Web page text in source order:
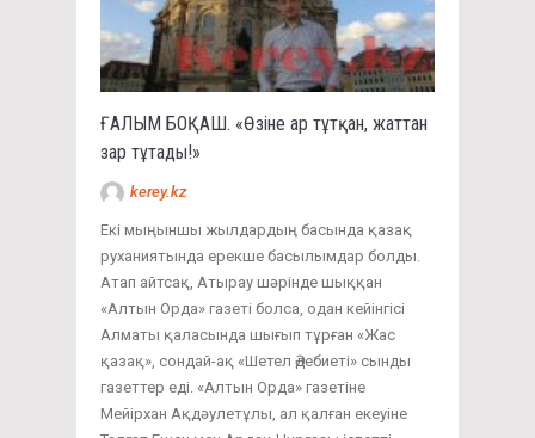
ҒАЛЫМ БОҚАШ. «Өзіне ар тұтқан, жаттан
зар тұтады!»
kerey.kz
Екі мыңыншы жылдардың басында қазақ
руханиятында ерекше басылымдар болды.
Атап айтсақ, Атырау шәрінде шыққан
«Алтын Орда» газеті болса, одан кейінгісі
Алматы қаласында шығып тұрған «Жас
қазақ», сондай-ақ «Шетел Әдебиеті» сынды
газеттер еді. «Алтын Орда» газетіне
Мейірхан Ақдәулетұлы, ал қалған екеуіне